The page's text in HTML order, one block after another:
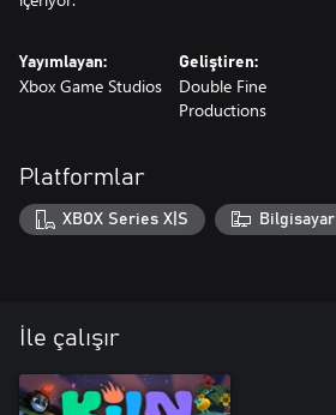
Yayımlayan:
Xbox Game Studios
Geliştiren:
Double Fine
Productions
Platformlar
XBOX Series X|S Bilgisayar
İle çalışır